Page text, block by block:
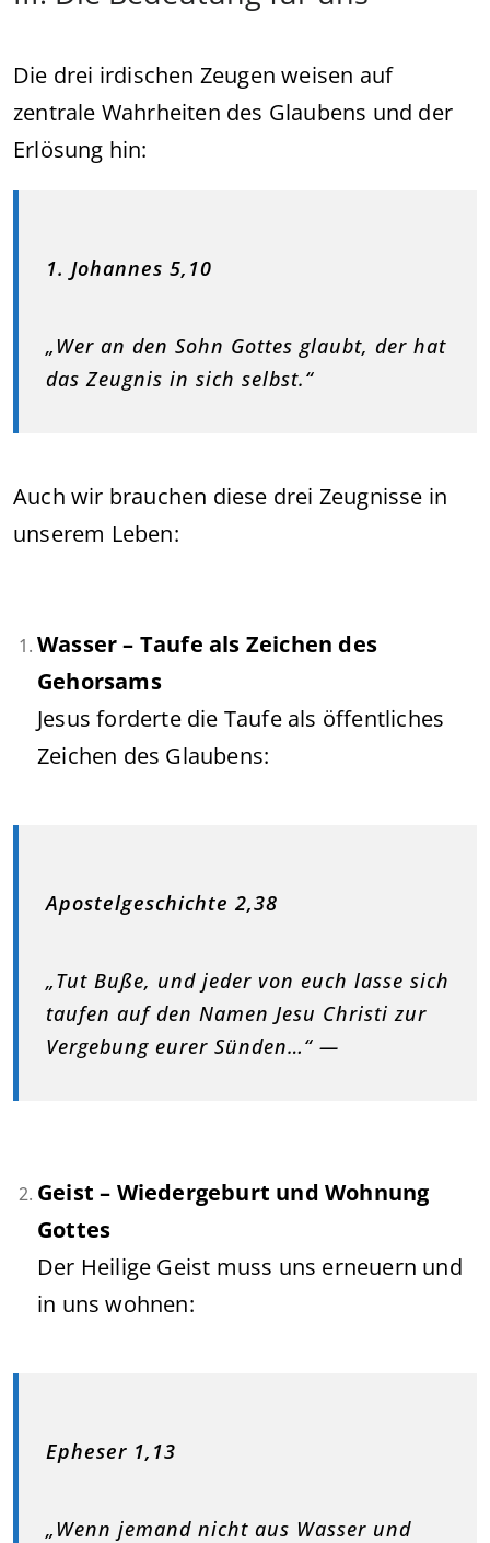
Die drei irdischen Zeugen weisen auf
zentrale Wahrheiten des Glaubens und der
Erlösung hin:
1. Johannes 5,10
„Wer an den Sohn Gottes glaubt, der hat
das Zeugnis in sich selbst.“
Auch wir brauchen diese drei Zeugnisse in
unserem Leben:
Wasser – Taufe als Zeichen des
Gehorsams
Jesus forderte die Taufe als öffentliches
Zeichen des Glaubens:
Apostelgeschichte 2,38
„Tut Buße, und jeder von euch lasse sich
taufen auf den Namen Jesu Christi zur
Vergebung eurer Sünden…“ —
Geist – Wiedergeburt und Wohnung
Gottes
Der Heilige Geist muss uns erneuern und
in uns wohnen:
Epheser 1,13
„Wenn jemand nicht aus Wasser und